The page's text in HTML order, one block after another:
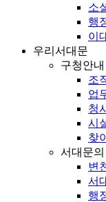
소
행
이
우리서대문
구청안내
조
업
청
시
찾
서대문
변
서
행